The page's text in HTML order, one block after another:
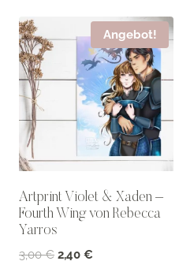
Angebot!
Artprint Violet & Xaden –
Fourth Wing von Rebecca
Yarros
3,00€ Ursprünglicher
2,40 €